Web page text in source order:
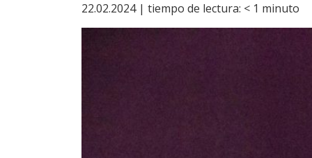
22.02.2024 | tiempo de lectura: < 1 minuto